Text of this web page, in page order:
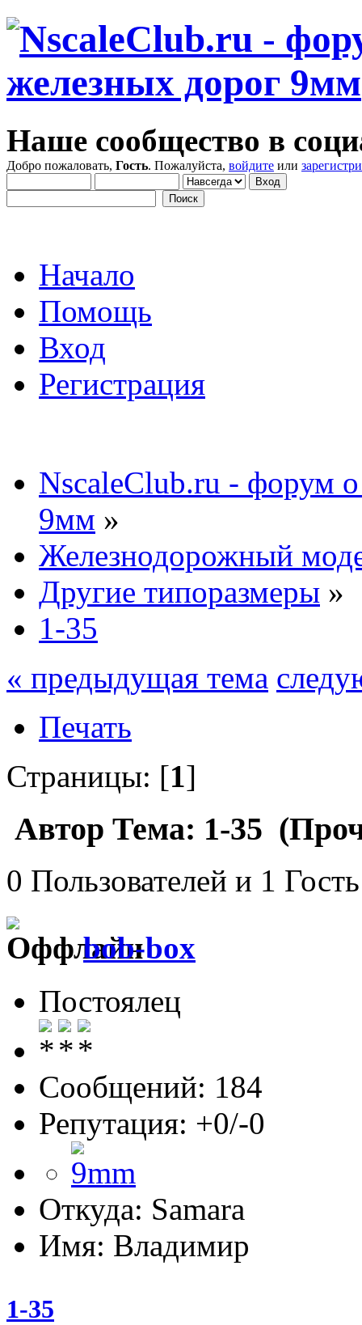
Наше сообщество в
Добро пожаловать, Гость. Пожалуйста, войдите или
Начало
Помощь
Вход
Регистрация
NscaleClub.ru - форум
9мм »
Железнодорожный
Другие типоразмеры »
1-35
« предыдущая тема
Печать
Страницы: [1]
Автор Тема: 1-35
0 Пользователей и 1
bob-box
Постоялец
Сообщений: 184
Репутация: +0/-0
Откуда: Samara
Имя: Владимир
1-35